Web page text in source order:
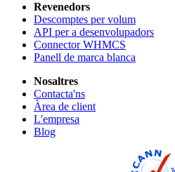
Revenedors
Descomptes per volum
API per a desenvolupadors
Connector WHMCS
Panell de marca blanca
Nosaltres
Contacta'ns
Àrea de client
L'empresa
Blog